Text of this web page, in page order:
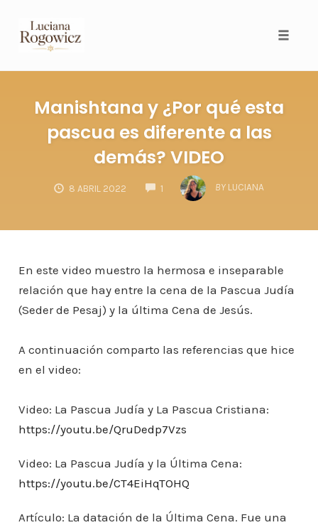
Manishtana y ¿Por qué esta
pascua es diferente a las
demás? VIDEO
8 ABRIL 2022 1
COMMENTS
BY LUCIANA
En este video muestro la hermosa e inseparable
relación que hay entre la cena de la Pascua Judía
(Seder de Pesaj) y la última Cena de Jesús.
A continuación comparto las referencias que hice
en el video:
Video: La Pascua Judía y La Pascua Cristiana:
https://youtu.be/QruDedp7Vzs
Video: La Pascua Judía y la Última Cena:
https://youtu.be/CT4EiHqTOHQ
Artículo: La datación de la Última Cena. Fue una